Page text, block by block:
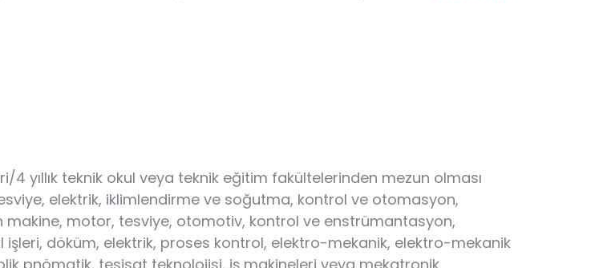
yıllık teknik okul veya teknik eğitim fakültelerinden mezun olması
elektrik, iklimlendirme ve soğutma, kontrol ve otomasyon,
motor, tesviye, otomotiv, kontrol ve enstrümantasyon,
işleri, döküm, elektrik, proses kontrol, elektro-mekanik, elektro-mekanik